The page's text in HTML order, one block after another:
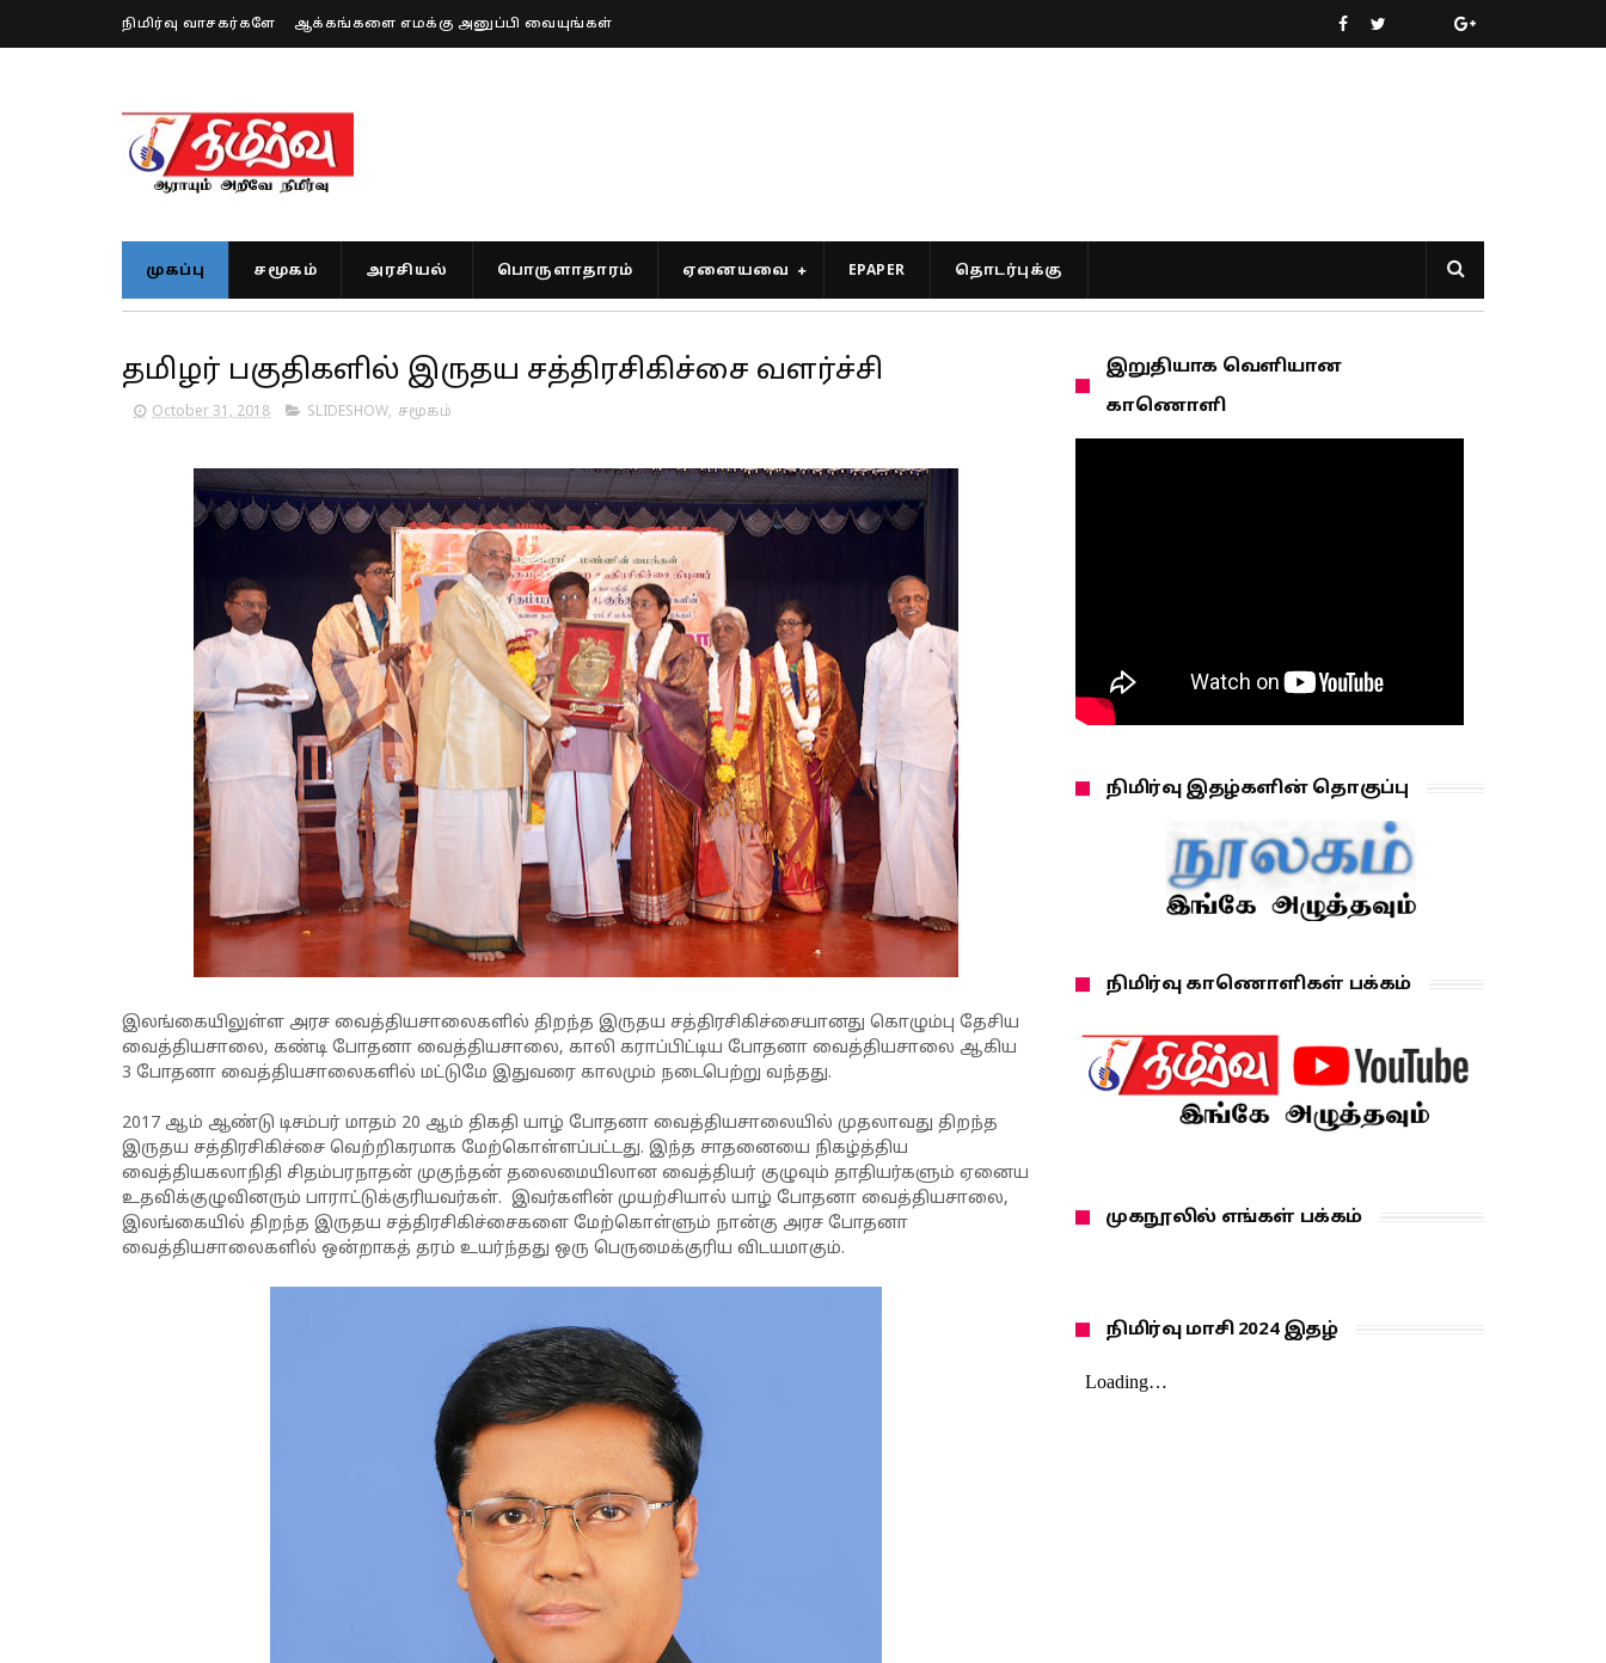
நிமிர்வு வாசகர்களே ஆக்கங்களை எமக்கு அனுப்பி வையுங்கள்
முகப்பு சமூகம் அரசியல் பொருளாதாரம் ஏனையவை EPAPER தொடர்புக்கு
தமிழர் பகுதிகளில் இருதய சத்திரசிகிச்சை வளர்ச்சி
October 31, 2018 SLIDESHOW, சமூகம்
இலங்கையிலுள்ள அரச வைத்தியசாலைகளில் திறந்த இருதய சத்திரசிகிச்சையானது கொழும்பு தேசிய
வைத்தியசாலை, கண்டி போதனா வைத்தியசாலை, காலி கராப்பிட்டிய போதனா வைத்தியசாலை ஆகிய
3 போதனா வைத்தியசாலைகளில் மட்டுமே இதுவரை காலமும் நடைபெற்று வந்தது.
2017 ஆம் ஆண்டு டிசம்பர் மாதம் 20 ஆம் திகதி யாழ் போதனா வைத்தியசாலையில் முதலாவது திறந்த
இருதய சத்திரசிகிச்சை வெற்றிகரமாக மேற்கொள்ளப்பட்டது. இந்த சாதனையை நிகழ்த்திய
வைத்தியகலாநிதி சிதம்பரநாதன் முகுந்தன் தலைமையிலான வைத்தியர் குழுவும் தாதியர்களும் ஏனைய
உதவிக்குழுவினரும் பாராட்டுக்குரியவர்கள். இவர்களின் முயற்சியால் யாழ் போதனா வைத்தியசாலை,
இலங்கையில் திறந்த இருதய சத்திரசிகிச்சைகளை மேற்கொள்ளும் நான்கு அரச போதனா
வைத்தியசாலைகளில் ஒன்றாகத் தரம் உயர்ந்தது ஒரு பெருமைக்குரிய விடயமாகும்.
இறுதியாக வெளியான
காணொளி
நிமிர்வு இதழ்களின் தொகுப்பு
நிமிர்வு காணொளிகள் பக்கம்
முகநூலில் எங்கள் பக்கம்
நிமிர்வு மாசி 2024 இதழ்